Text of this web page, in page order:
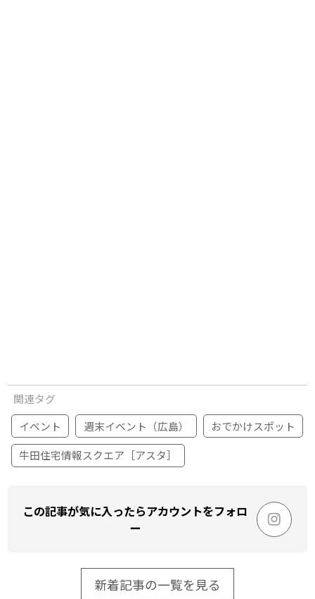
関連タグ
イベント
週末イベント（広島）
おでかけスポット
牛田住宅情報スクエア［アスタ］
この記事が気に入ったらアカウントをフォロ
ー
新着記事の一覧を見る